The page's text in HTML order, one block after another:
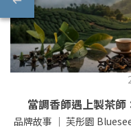
當調香師遇上製茶
品牌故事 ｜ 芙彤園